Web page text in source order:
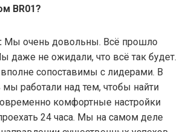
BR01?
Мы очень довольны. Всё прошло
даже не ожидали, что всё так будет.
сопоставимы с лидерами. В
работали над тем, чтобы найти
комфортные настройки
24 часа. Мы на самом деле